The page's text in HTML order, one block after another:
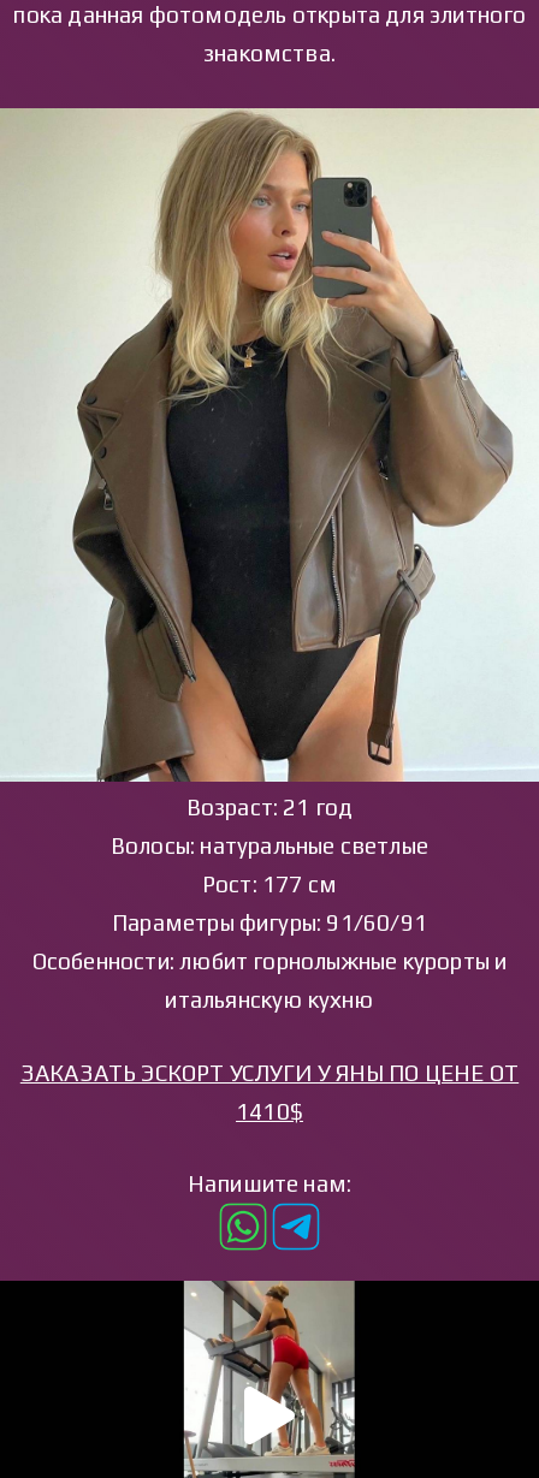
пока данная фотомодель открыта для элитного
знакомства.
Возраст: 21 год
Волосы: натуральные светлые
Рост: 177 см
Параметры фигуры: 91/60/91
Особенности: любит горнолыжные курорты и
итальянскую кухню
ЗАКАЗАТЬ ЭСКОРТ УСЛУГИ У ЯНЫ ПО ЦЕНЕ ОТ
1410$
Напишите нам: